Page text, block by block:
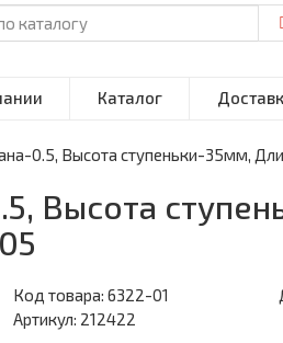
Каталог
0.5, Высота ступеньки-35мм,
Высота
Код товара:6322-01
Артикул: 212422